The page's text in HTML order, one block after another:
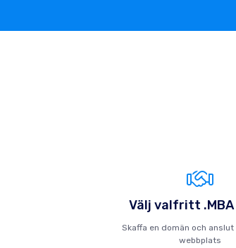
Välj valfritt .MBA
Skaffa en domän och
webbplats